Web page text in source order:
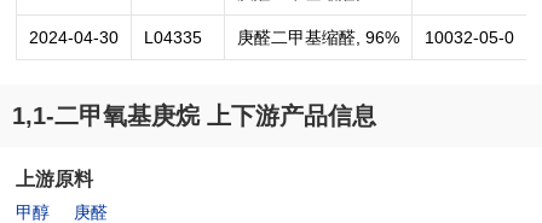
2024-04-30 L04335 庚醛二甲基缩醛, 96% 10032-05-0
1,1-二甲氧基庚烷 上下游产品信息
上游原料
甲醇 庚醛